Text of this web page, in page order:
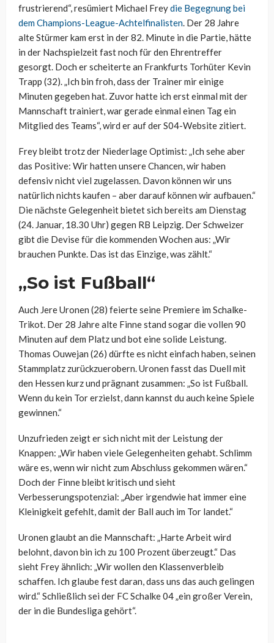
frustrierend“, resümiert Michael Freydie Begegnung bei
dem Champions-League-Achtelfinalisten. Der 28 Jahre
alte Stürmer kam erst in der 82. Minute in die Partie, hätte
in der Nachspielzeit fast noch für den Ehrentreffer
gesorgt. Doch er scheiterte an Frankfurts Torhüter Kevin
Trapp (32). „Ich bin froh, dass der Trainer mir einige
Minuten gegeben hat. Zuvor hatte ich erst einmal mit der
Mannschaft trainiert, war gerade einmal einen Tag ein
Mitglied des Teams“, wird er auf der S04-Website zitiert.
Frey bleibt trotz der Niederlage Optimist: „Ich sehe aber
das Positive: Wir hatten unsere Chancen, wir haben
defensiv nicht viel zugelassen. Davon können wir uns
natürlich nichts kaufen – aber darauf können wir aufbauen.“
Die nächste Gelegenheit bietet sich bereits am Dienstag
(24. Januar, 18.30 Uhr) gegen RB Leipzig. Der Schweizer
gibt die Devise für die kommenden Wochen aus: „Wir
brauchen Punkte. Das ist das Einzige, was zählt.“
„So ist Fußball“
Auch Jere Uronen (28) feierte seine Premiere im Schalke-
Trikot. Der 28 Jahre alte Finne stand sogar die vollen 90
Minuten auf dem Platz und bot eine solide Leistung.
Thomas Ouwejan (26) dürfte es nicht einfach haben, seinen
Stammplatz zurückzuerobern. Uronen fasst das Duell mit
den Hessen kurz und prägnant zusammen: „So ist Fußball.
Wenn du kein Tor erzielst, dann kannst du auch keine Spiele
gewinnen.“
Unzufrieden zeigt er sich nicht mit der Leistung der
Knappen: „Wir haben viele Gelegenheiten gehabt. Schlimm
wäre es, wenn wir nicht zum Abschluss gekommen wären.“
Doch der Finne bleibt kritisch und sieht
Verbesserungspotenzial: „Aber irgendwie hat immer eine
Kleinigkeit gefehlt, damit der Ball auch im Tor landet.“
Uronen glaubt an die Mannschaft: „Harte Arbeit wird
belohnt, davon bin ich zu 100 Prozent überzeugt.“ Das
sieht Frey ähnlich: „Wir wollen den Klassenverbleib
schaffen. Ich glaube fest daran, dass uns das auch gelingen
wird.“ Schließlich sei der FC Schalke 04 „ein großer Verein,
der in die Bundesliga gehört“.